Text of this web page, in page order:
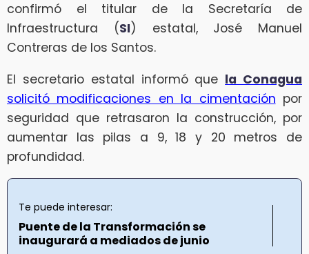
confirmó el titular de la Secretaría de
Infraestructura (SI) estatal, José Manuel
Contreras de los Santos.
El secretario estatal informó que la Conagua
solicitó modificaciones en la cimentación por
seguridad que retrasaron la construcción, por
aumentar las pilas a 9, 18 y 20 metros de
profundidad.
Te puede interesar:
Puente de la Transformación se
inaugurará a mediados de junio